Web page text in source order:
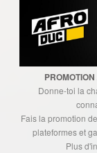
Donne-toi la
Fais la promotion
plateformes et
Plus